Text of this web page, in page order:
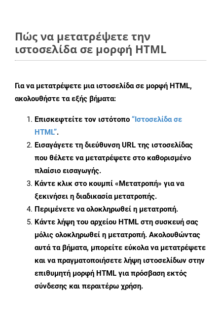
Πώς να μετατρέψετε την
ιστοσελίδα σε μορφή HTML
Για να μετατρέψετε μια ιστοσελίδα σε μορφή HTML,
ακολουθήστε τα εξής βήματα:
Επισκεφτείτε τον ιστότοπο “Ιστοσελίδα σε
HTML”.
Εισαγάγετε τη διεύθυνση URL της ιστοσελίδας
που θέλετε να μετατρέψετε στο καθορισμένο
πλαίσιο εισαγωγής.
Κάντε κλικ στο κουμπί «Μετατροπή» για να
ξεκινήσει η διαδικασία μετατροπής.
Περιμένετε να ολοκληρωθεί η μετατροπή.
Κάντε λήψη του αρχείου HTML στη συσκευή σας
μόλις ολοκληρωθεί η μετατροπή. Ακολουθώντας
αυτά τα βήματα, μπορείτε εύκολα να μετατρέψετε
και να πραγματοποιήσετε λήψη ιστοσελίδων στην
επιθυμητή μορφή HTML για πρόσβαση εκτός
σύνδεσης και περαιτέρω χρήση.